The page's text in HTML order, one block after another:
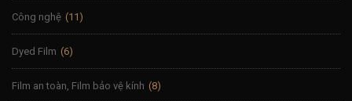
Công nghệ (11)
Dyed Film (6)
Film an toàn, Film bảo vệ kính (8)